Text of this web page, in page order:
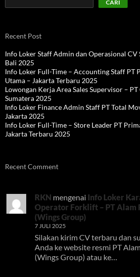
CARI
Recent Post
Info Loker Staff Admin dan Operasional CV
Bali 2025
Info Loker Full-Time – Accounting Staff PT
Utama – Jakarta Terbaru 2025
Lowongan Kerja Area Sales Supervisor –
Sumatera 2025
Info Loker Finance Admin Staff PT Total
Jakarta 2025
Info Loker Full-Time – Store Leader PT
Jakarta Terbaru 2025
Recent Comment
RKN mengenai Info Loker
Operator Forklift – PT Alam
(Wings Group)
7 JULI 2025
Silakan kirim CV terbaru dan
Anda ke website resmi PT
(Wings Group) atau ke…